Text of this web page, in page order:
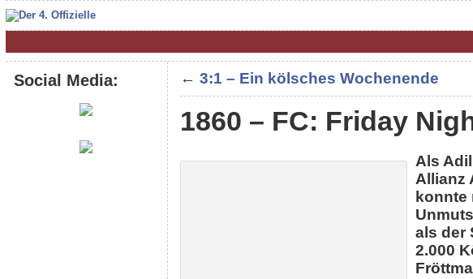
Social Media: ← 3:1 – Ein kölsches Wochenende
1860 – FC: Friday
Als
Allianz
konnte
als der
2.000